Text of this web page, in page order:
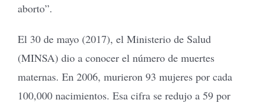
aborto”.
El 30 de mayo (2017), el Ministerio de Salud
(MINSA) dio a conocer el número de muertes
maternas. En 2006, murieron 93 mujeres por cada
100,000 nacimientos. Esa cifra se redujo a 59 por